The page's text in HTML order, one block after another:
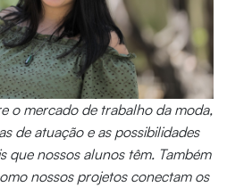
o mercado de trabalho da moda,
de atuação e as possibilidades
que nossos alunos têm. Também
nossos projetos conectam os